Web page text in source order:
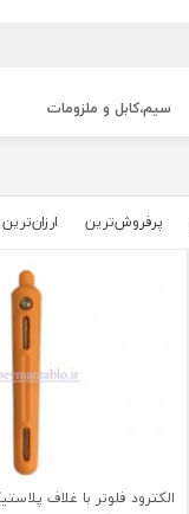
سیم،کابل و ملزومات
پرفروش‌ترین ارزان‌ترین